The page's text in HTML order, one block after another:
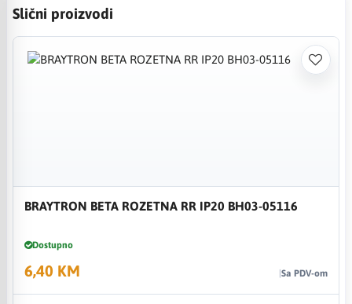
Slični proizvodi
BRAYTRON BETA ROZETNA RR IP20 BH03-05116
Dostupno
6,40 KM Sa PDV-om